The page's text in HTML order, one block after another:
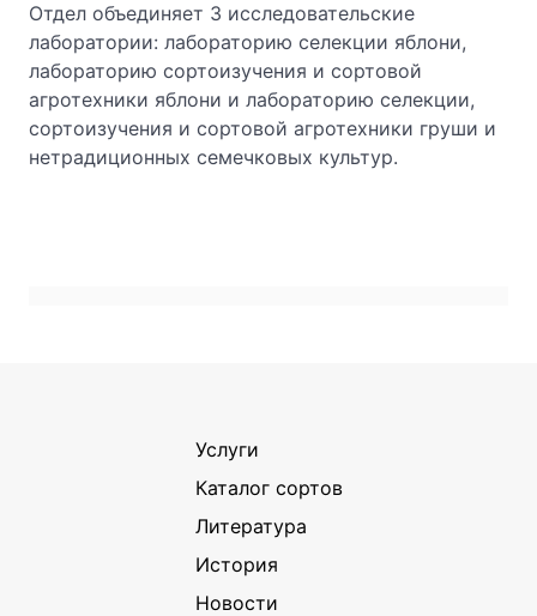
Отдел объединяет 3 исследовательские
лаборатории: лабораторию селекции яблони,
лабораторию сортоизучения и сортовой
агротехники яблони и лабораторию селекции,
сортоизучения и сортовой агротехники груши и
нетрадиционных семечковых культур.
Услуги
Каталог сортов
Литература
История
Новости